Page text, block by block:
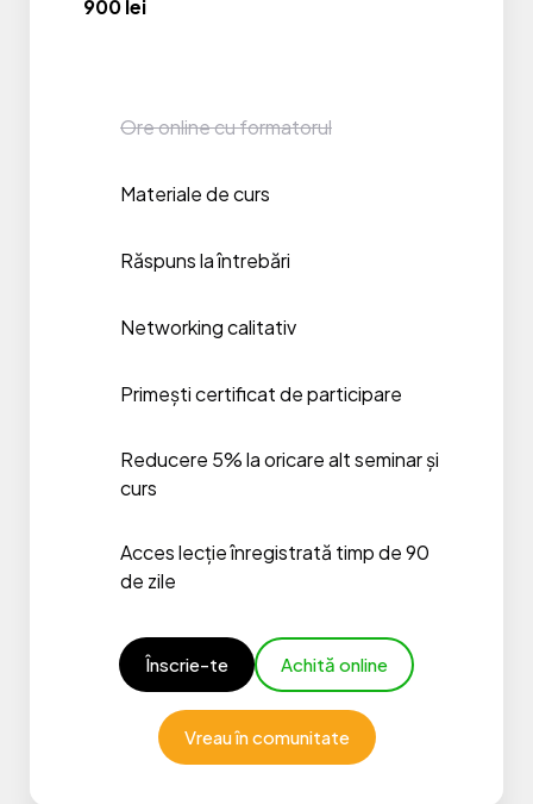
900 lei
Ore online cu formatorul
Materiale de curs
Răspuns la întrebări
Networking calitativ
Primești certificat de participare
Reducere 5% la oricare alt seminar și
curs
Acces lecție înregistrată timp de 90
de zile
Înscrie-te Achită online
Vreau în comunitate